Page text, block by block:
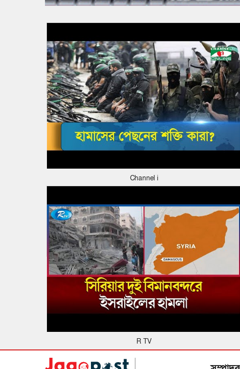
Channel i
R TV